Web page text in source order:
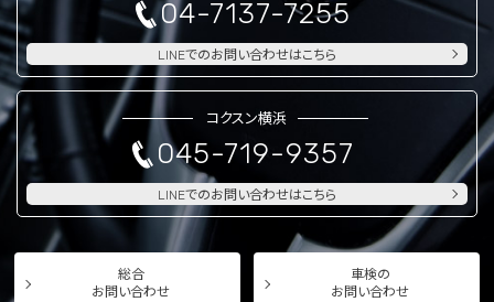
04-7137-7255
LINEでのお問い合わせはこちら
コクスン横浜
045-719-9357
LINEでのお問い合わせはこちら
総合
お問い合わせ
車検の
お問い合わせ